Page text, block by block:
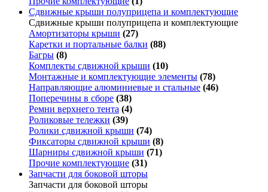
Сдвижные крыши полуприцепа и комплектующие
Сдвижные крыши полуприцепа и комплектующие
Амортизаторы крыши (27)
Каретки и портальные балки (88)
Багры (8)
Комплекты сдвижной крыши (10)
Монтажные и комплектующие элементы (78)
Направляющие алюминиевые и стальные (46)
Поперечины в сборе (38)
Ремни верхнего тента (4)
Роликовые тележки (39)
Ролики сдвижной крыши (74)
Фиксаторы сдвижной крыши (8)
Шарниры сдвижной крыши (71)
Прочие комплектующие (31)
Запчасти для боковой шторы
Запчасти для боковой шторы